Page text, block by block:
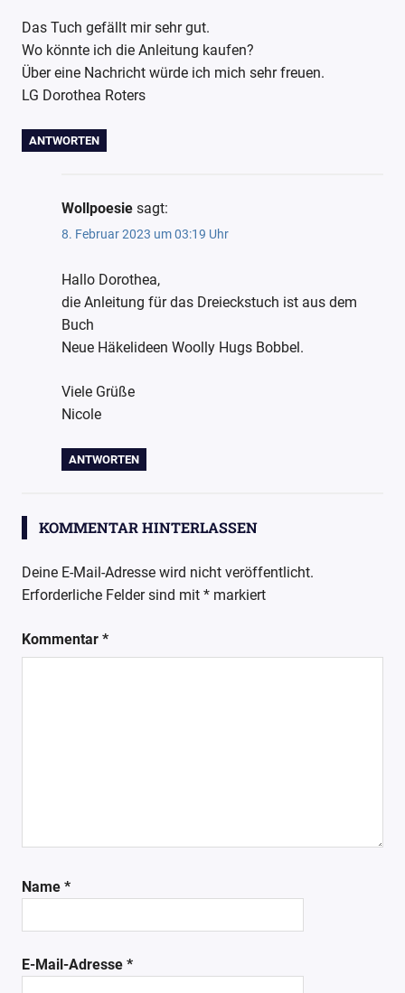
Das Tuch gefällt mir sehr gut.
Wo könnte ich die Anleitung kaufen?
Über eine Nachricht würde ich mich sehr freuen.
LG Dorothea Roters
ANTWORTEN
Wollpoesie sagt:
8. Februar 2023 um 03:19 Uhr
Hallo Dorothea,
die Anleitung für das Dreieckstuch ist aus dem
Buch
Neue Häkelideen Woolly Hugs Bobbel.
Viele Grüße
Nicole
ANTWORTEN
KOMMENTAR HINTERLASSEN
Deine E-Mail-Adresse wird nicht veröffentlicht.
Erforderliche Felder sind mit * markiert
Kommentar *
Name *
E-Mail-Adresse *